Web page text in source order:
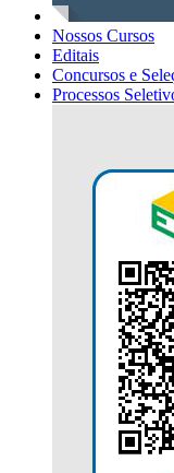
Nossos Cursos
Editais
Concursos e
Processos